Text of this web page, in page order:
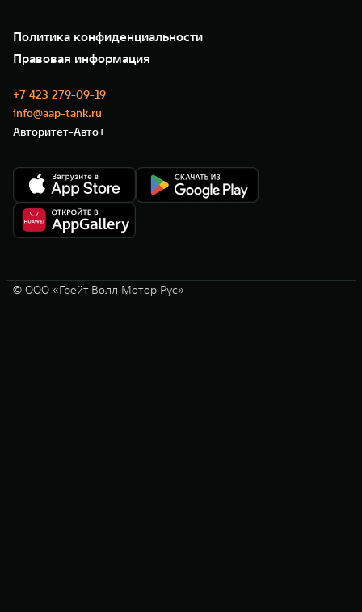
Сервис
Нулевое ТО
Моторные масла
GWM ТЕХ ДЕНЬ
Новости
Политика конфиденциальности
Правовая информация
+7 423 279-09-19
info@aap-tank.ru
Авторитет-Авто+
© ООО «Грейт Волл Мотор Рус»